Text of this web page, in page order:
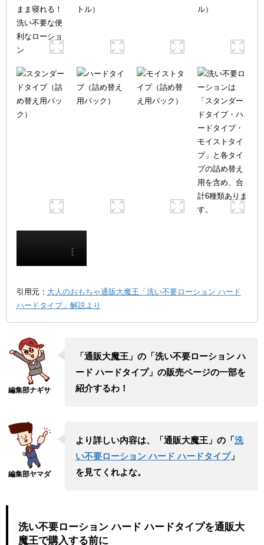
引用元： 大人のおもちゃ通販大魔王「洗い不要ローション ハード
ハードタイプ」解説より
「通販大魔王」の「洗い不要ローション ハ
ード ハードタイプ」の販売ページの一部を
紹介するわ！
より詳しい内容は、「通販大魔王」の「洗
い不要ローション ハード ハードタイプ」
を見てくれよな。
洗い不要ローション ハード ハードタイプを通販大
魔王で購入する前に